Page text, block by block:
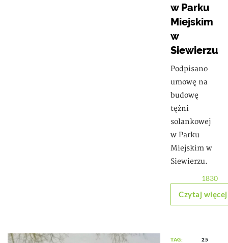
w Parku
Miejskim
w
Siewierzu
Podpisano
umowę na
budowę
tężni
solankowej
w Parku
Miejskim w
Siewierzu.
1830
Czytaj więcej
TAG: 25